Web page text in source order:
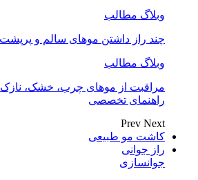
وبلاگ مطالب
چند راز داشتن موهای سالم و
وبلاگ مطالب
مراقبت از موهای چرب، خشک، نازک
راهنمای تخصصی
Prev Next
کاشت مو طبیعی
راز جوانی
جوانسازی